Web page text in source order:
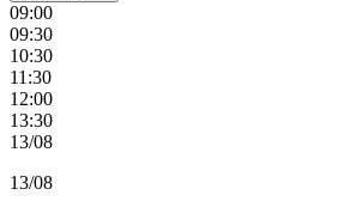
09:00
09:30
10:30
11:30
12:00
13:30
13/08
13/08